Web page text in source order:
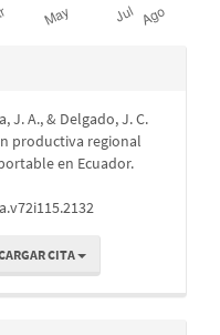
J. A., & Delgado, J. C.
productiva regional
en Ecuador.
CITA